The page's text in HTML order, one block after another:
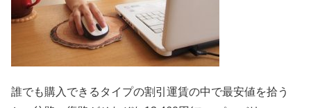
誰でも購入できるタイプの割引運賃の中で最安値を拾う